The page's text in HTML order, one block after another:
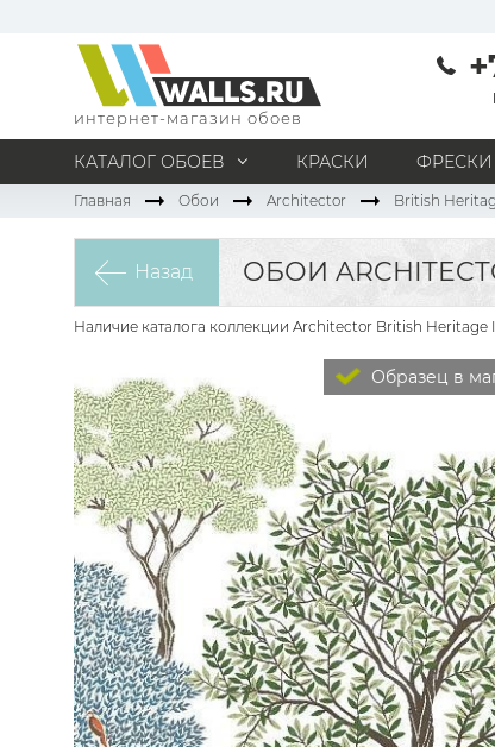
интернет-магазин обоев
КАТАЛОГ ОБОЕВ КРАСКИ ФРЕСКИ
МАТЕРИАЛ
Под покраску
Натуральные
Флизелиновые
Виниловые
Бумажные
Текстильные
Кабинет
Коридор
Гостиная
Спальня
Детская Кухня
Все типы помещений
ЦВЕТА
Главная Обои Architector British
Назад ОБОИ
Наличие каталога коллекции Architector British
Образец в